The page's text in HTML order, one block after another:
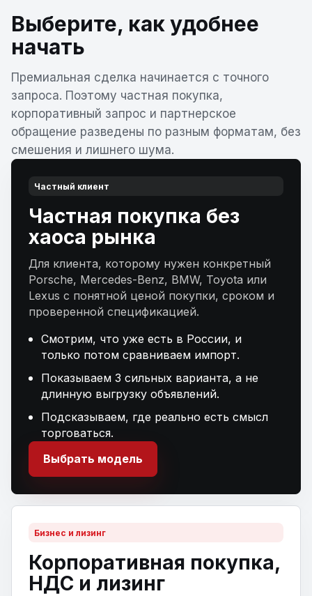
Выберите, как удобнее
начать
Премиальная сделка начинается с точного
запроса. Поэтому частная покупка,
корпоративный запрос и партнерское
обращение разведены по разным форматам, без
смешения и лишнего шума.
Частный клиент
Частная покупка без
хаоса рынка
Для клиента, которому нужен конкретный
Porsche, Mercedes-Benz, BMW, Toyota или
Lexus с понятной ценой покупки, сроком и
проверенной спецификацией.
Смотрим, что уже есть в России, и
только потом сравниваем импорт.
Показываем 3 сильных варианта, а не
длинную выгрузку объявлений.
Подсказываем, где реально есть смысл
торговаться.
Выбрать модель
Бизнес и лизинг
Корпоративная покупка,
НДС и лизинг